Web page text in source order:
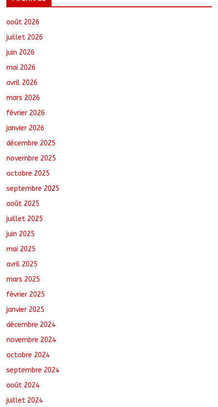
les progrès du Tchad en matière de
août 2026
juillet 2026
juin 2026
mai 2026
avril 2026
mars 2026
février 2026
janvier 2026
décembre 2025
novembre 2025
octobre 2025
septembre 2025
août 2025
juillet 2025
juin 2025
mai 2025
avril 2025
mars 2025
février 2025
janvier 2025
décembre 2024
novembre 2024
octobre 2024
septembre 2024
août 2024
juillet 2024